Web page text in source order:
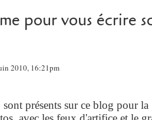
pour vous écrire
2010, 16:21pm
présents sur ce blog pour la